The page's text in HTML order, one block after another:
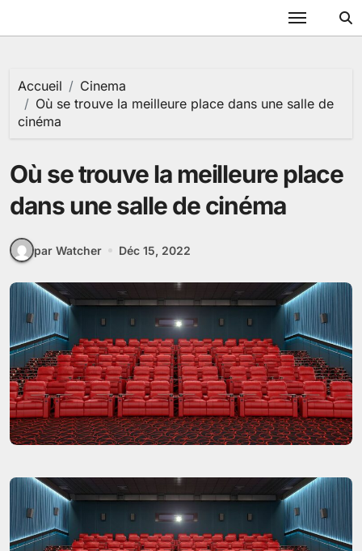
Accueil
Cinema
Où se trouve la meilleure place dans une salle de
cinéma
Où se trouve la meilleure place
dans une salle de cinéma
par Watcher Déc 15, 2022